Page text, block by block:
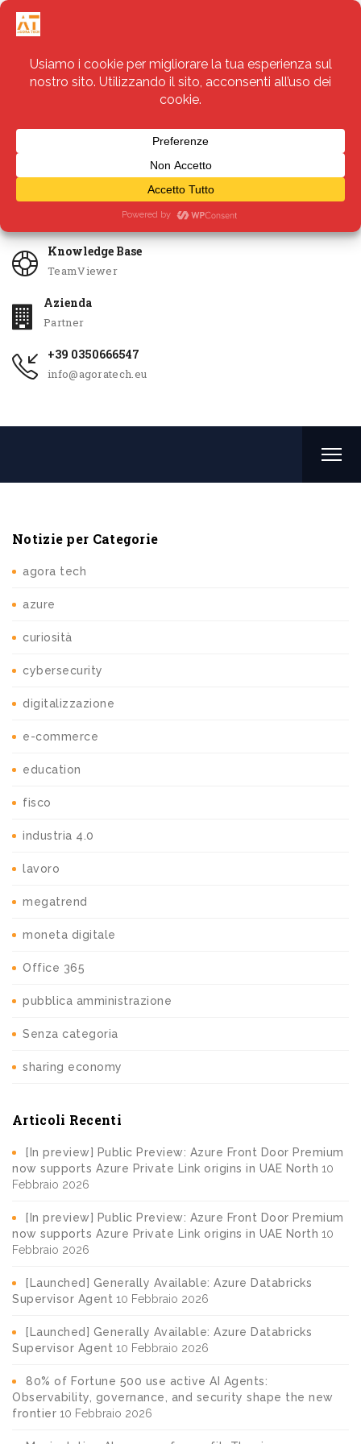
Servizi
Knowledge Base
TeamViewer
Azienda
Partner
+39 0350666547
info@agoratech.eu
Notizie per Categorie
agora tech
azure
curiosità
cybersecurity
digitalizzazione
e-commerce
education
fisco
industria 4.0
lavoro
megatrend
moneta digitale
Office 365
pubblica amministrazione
Senza categoria
sharing economy
Articoli Recenti
[In preview] Public Preview: Azure Front Door Premium
now supports Azure Private Link origins in UAE North 10
Febbraio 2026
[In preview] Public Preview: Azure Front Door Premium
now supports Azure Private Link origins in UAE North 10
Febbraio 2026
[Launched] Generally Available: Azure Databricks
Supervisor Agent 10 Febbraio 2026
[Launched] Generally Available: Azure Databricks
Supervisor Agent 10 Febbraio 2026
80% of Fortune 500 use active AI Agents:
Observability, governance, and security shape the new
frontier 10 Febbraio 2026